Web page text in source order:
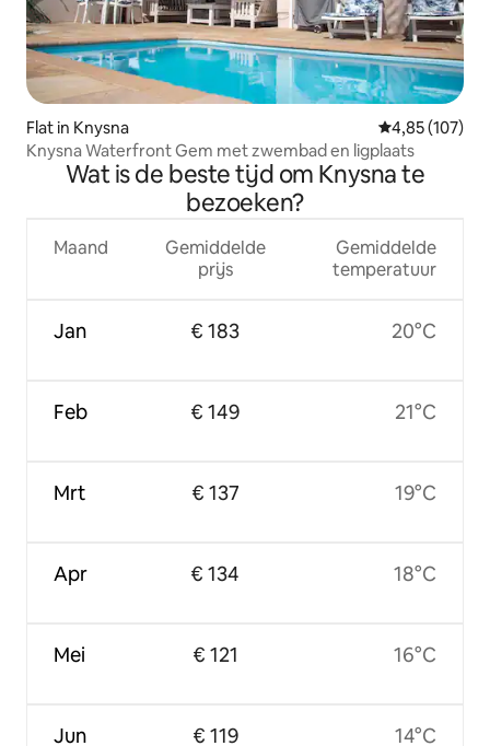
Flat in Knysna Gemiddelde
4,85 (107)
Knysna Waterfront Gem met zwembad en ligplaats
Wat is de beste tijd om Knysna te
bezoeken?
Maand
Jan
Feb
Mrt
Apr
Mei
Jun
Gemiddelde
prijs
€ 183
€ 149
€ 137
€ 134
€ 121
€ 119
Gemiddelde
temperatuur
20°C
21°C
19°C
18°C
16°C
14°C